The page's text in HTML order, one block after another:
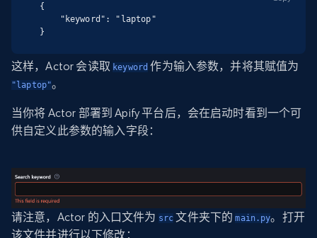
{
}
这样，Actor 会读取 keyword 作为输入参数，并将其赋值为
"laptop"。
当你将 Actor 部署到 Apify 平台后，会在启动时看到一个可
供自定义此参数的输入字段：
请注意，Actor 的入口文件为 src 文件夹下的main.py。打开
该文件并进行以下修改：